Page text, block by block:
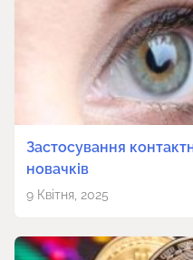
Застосування
новачків
9 Квітня, 2025